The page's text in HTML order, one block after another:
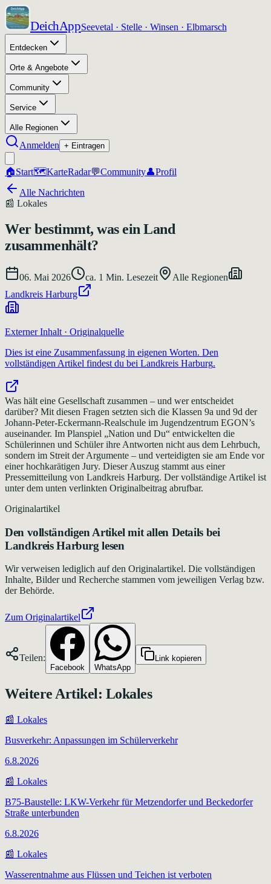
DeichAppSeevetal · Stelle · Winsen · Elbmarsch
Entdecken
Orte & Angebote
Community
Service
Alle Regionen
Anmelden + Eintragen
🏠Start🗺️KarteRadar💬Community👤Profil
Alle Nachrichten
📰 Lokales
Wer bestimmt, was ein Land
zusammenhält?
06. Mai 2026 ca. 1 Min. Lesezeit
Alle Regionen
Landkreis Harburg
Externer Inhalt · Originalquelle
Dies ist eine Zusammenfassung in eigenen Worten. Den
vollständigen Artikel findest du bei Landkreis Harburg.
Was hält eine Gesellschaft zusammen – und wer entscheidet
darüber? Mit diesen Fragen setzten sich die Klassen 9a und 9d der
Johann-Peter-Eckermann-Realschule im Jugendzentrum EGON’s
auseinander. Im Planspiel „Nation und Du“ entwickelten die
Schülerinnen und Schüler ihre Antworten nicht aus dem Lehrbuch,
sondern im Streit der Argumente – und verteidigten sie am Ende vor
einer hochkarätigen Jury. Dieser Auszug stammt aus einer
Pressemitteilung von Landkreis Harburg. Der vollständige Artikel ist
unter dem unten verlinkten Originalbeitrag abrufbar.
Originalartikel
Den vollständigen Artikel mit allen Details bei
Landkreis Harburg lesen
Wir verweisen lediglich auf den Originalartikel. Die vollständigen
Inhalte, Bilder und Recherche stammen vom jeweiligen Verlag bzw.
der Behörde.
Zum Originalartikel
Teilen:
Facebook WhatsApp
Link kopieren
Weitere Artikel: Lokales
📰 Lokales
Busverkehr: Anpassungen im Schülerverkehr
6.8.2026
📰 Lokales
B75-Baustelle: LKW-Verkehr für Metzendorfer und Beckedorfer
Straße unterbunden
6.8.2026
📰 Lokales
Wasserentnahme aus Flüssen und Teichen ist verboten